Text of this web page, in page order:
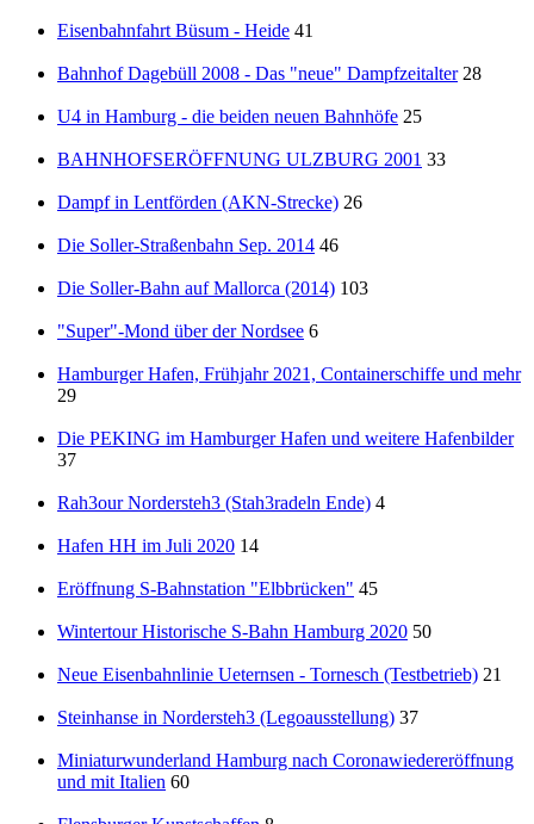
Eisenbahnfahrt Büsum - Heide 41
Bahnhof Dagebüll 2008 - Das "neue" Dampfzeitalter 28
U4 in Hamburg - die beiden neuen Bahnhöfe 25
BAHNHOFSERÖFFNUNG ULZBURG 2001 33
Dampf in Lentförden (AKN-Strecke) 26
Die Soller-Straßenbahn Sep. 2014 46
Die Soller-Bahn auf Mallorca (2014) 103
"Super"-Mond über der Nordsee 6
Hamburger Hafen, Frühjahr 2021, Containerschiffe und mehr
29
Die PEKING im Hamburger Hafen und weitere Hafenbilder
37
Rah3our Nordersteh3 (Stah3radeln Ende) 4
Hafen HH im Juli 2020 14
Eröffnung S-Bahnstation "Elbbrücken" 45
Wintertour Historische S-Bahn Hamburg 2020 50
Neue Eisenbahnlinie Ueternsen - Tornesch (Testbetrieb) 21
Steinhanse in Nordersteh3 (Legoausstellung) 37
Miniaturwunderland Hamburg nach Coronawiedereröffnung
und mit Italien 60